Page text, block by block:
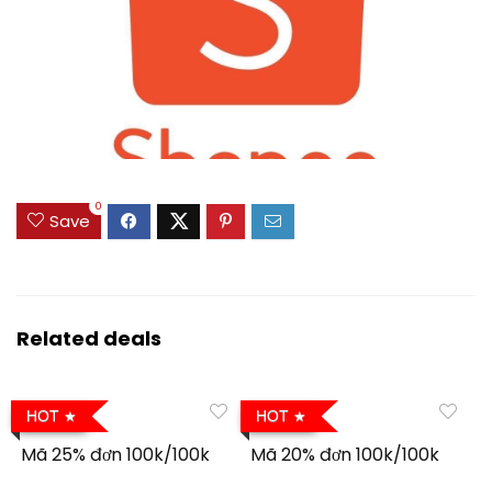
Save
0
Related deals
HOT
Mã 25% đơn 100k/100k
HOT
Mã 20% đơn 100k/100k